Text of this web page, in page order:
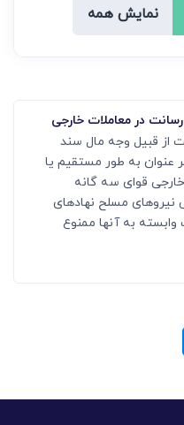
نمایش همه
از قبیل وجه مال سند
به طور مستقیم یا
قوای سه گانه
نیروهای مسلح نهادهای
وابسته به آنها ممنوع